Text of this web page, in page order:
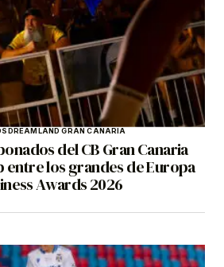
DREAMLAND GRAN CANARIA
del CB Gran Canaria
entre los grandes de Europa
Awards 2026